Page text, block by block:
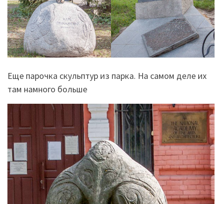
Еще парочка скульптур из парка. На самом деле их
там намного больше